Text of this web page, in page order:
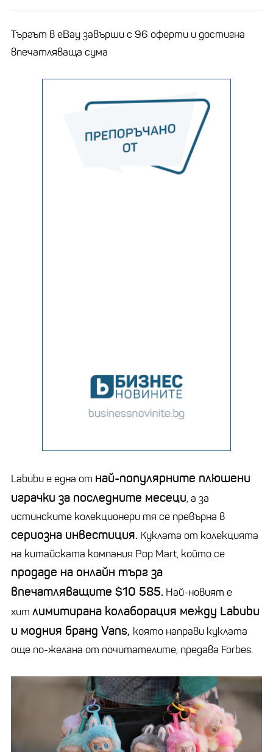
Търгът в eBay завърши с 96 оферти и достигна
впечатляваща сума
Labubu е една от най-популярните плюшени
играчки за последните месеци, а за
истинските колекционери тя се превърна в
сериозна инвестиция. Куклата от колекцията
на китайската компания Pop Mart, който се
продаде на онлайн търг за
впечатляващите $10 585. Най-новият е
хит лимитирана колаборация между Labubu
и модния бранд Vans, която направи куклата
още по-желана от почитателите, предава Forbes.